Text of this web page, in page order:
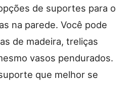
de suportes para o
na parede. Você pode
de madeira, treliças
vasos pendurados.
que melhor se